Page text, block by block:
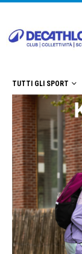
TUTTI GLI SPORT